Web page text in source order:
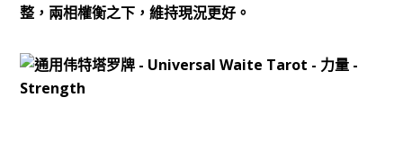
整，兩相權衡之下，維持現況更好。